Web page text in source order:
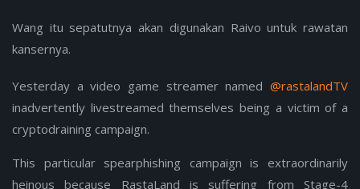
Wang itu sepatutnya akan digunakan Raivo untuk rawatan
kansernya.
Yesterday a video game streamer named @rastalandTV
inadvertently livestreamed themselves being a victim of a
cryptodraining campaign.
This particular spearphishing campaign is extraordinarily
heinous because RastaLand is suffering from Stage-4